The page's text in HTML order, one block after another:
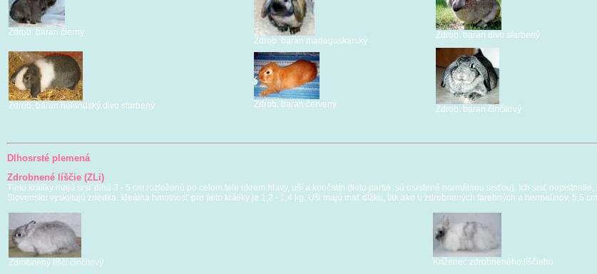
Zdrob. baran čierny
Zdrob. baran madagaskarský
Zdrob. baran divo sfarbený
Zdrob. baran holandský divo sfarbený Zdrob. baran červený Zdrob. baran činčilový
Dlhosrsté plemená
Zdrobnené líščie (ZLi)
Tieto králiky majú srsť dlhú 3 - 5 cm rozloženú po celom tele okrem hlavy, uší a končatín (tieto partie sú osrstené normálnou srsťou). Ich srsť
Slovensku vyskytujú zriedka. Ideálna hmotnosť pre tieto králiky je 1,2 - 1,4 kg. Uši majú mať dĺžku, tak ako u zdrobnených farebných a hermelínov, 5,5
Zdrobnený líščí činčilový Kríženec zdrobneného líščieho